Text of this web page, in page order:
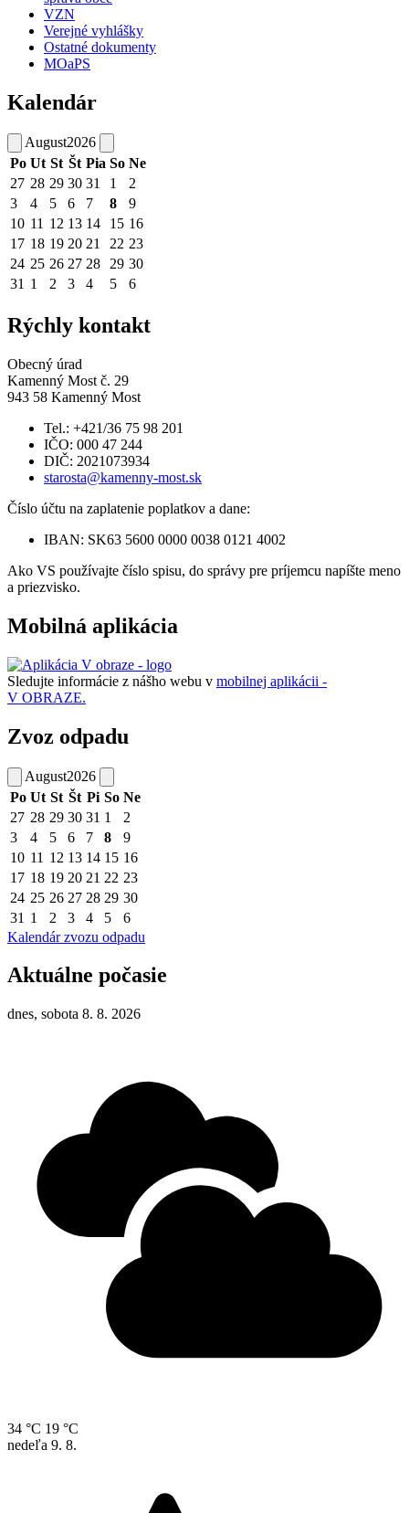
VZN
Verejné vyhlášky
Ostatné dokumenty
MOaPS
Kalendár
August2026
Po Ut St Št Pia So Ne
27 28 29 30 31 1
2
3
4 5 6 7 8
9
10 11 12 13 14 15 16
17 18 19 20 21 22 23
24 25 26 27 28 29 30
31 1 2 3 4 5 6
Rýchly kontakt
Obecný úrad
Kamenný Most č. 29
943 58 Kamenný Most
Tel.: +421/36 75 98 201
IČO: 000 47 244
DIČ: 2021073934
starosta@kamenny-most.sk
Číslo účtu na zaplatenie poplatkov a dane:
IBAN: SK63 5600 0000 0038 0121 4002
Ako VS používajte číslo spisu, do správy pre príjemcu napíšte meno
a priezvisko.
Mobilná aplikácia
Sledujte informácie z nášho webu v mobilnej aplikácii -
V OBRAZE.
Zvoz odpadu
August2026
Po Ut St Št Pi So Ne
27 28 29 30 31 1
2
3
4 5 6 7 8
9
10 11 12 13 14 15 16
17 18 19 20 21 22 23
24 25 26 27 28 29 30
31 1 2 3 4 5
6
Kalendár zvozu odpadu
Aktuálne počasie
dnes, sobota 8. 8. 2026
34 °C 19 °C
nedeľa 9. 8.